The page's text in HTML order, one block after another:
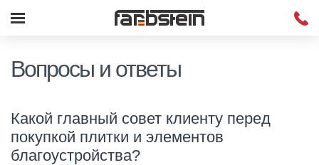
Вопросы и ответы
Какой главный совет клиенту перед
покупкой плитки и элементов
благоустройства?